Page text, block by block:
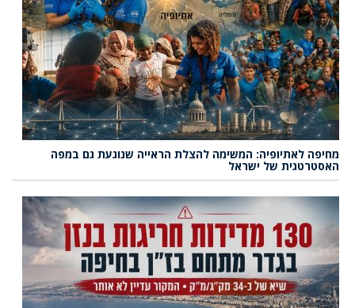
מחיפה לאתיופיה: המשימה להצלת הראייה שנוגעת גם במפה
האסטרטגית של ישראל